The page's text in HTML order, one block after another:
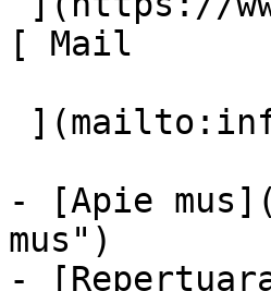
[ Mail
- [Apie
mus")
-